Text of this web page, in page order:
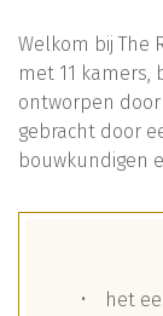
Welkom bij The
met 11 kamers,
ontworpen
gebracht door
bouwkundigen
het